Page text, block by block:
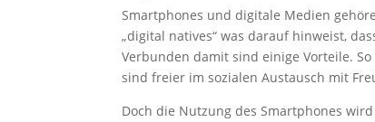
Smartphones und digitale Medien
„digital natives“ was darauf hinweist,
Verbunden damit sind einige Vorteile.
sind freier im sozialen Austausch mit
Doch die Nutzung des Smartphones